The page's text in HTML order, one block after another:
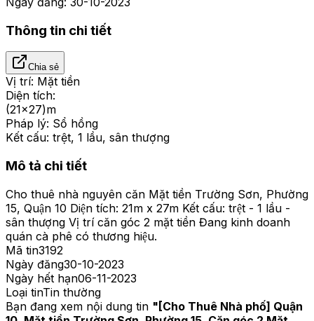
Thông tin chi tiết
Chia sẻ
Vị trí: Mặt tiền
Diện tích:
(21x27)m
Pháp lý: Sổ hồng
Kết cấu: trệt, 1 lầu, sân thượng
Mô tả chi tiết
Cho thuê nhà nguyên căn Mặt tiền Trường Sơn, Phường
15, Quận 10 Diện tích: 21m x 27m Kết cấu: trệt - 1 lầu -
sân thượng Vị trí căn góc 2 mặt tiền Đang kinh doanh
quán cà phê có thương hiệu.
Mã tin3192
Ngày đăng30-10-2023
Ngày hết hạn06-11-2023
Loại tinTin thường
Bạn đang xem nội dung tin "[Cho Thuê Nhà phố] Quận